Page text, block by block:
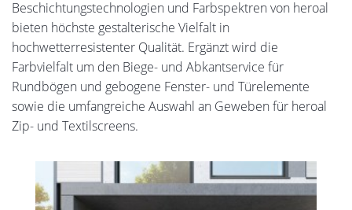
Beschichtungstechnologien und Farbspektren von heroal
bieten höchste gestalterische Vielfalt in
hochwetterresistenter Qualität. Ergänzt wird die
Farbvielfalt um den Biege- und Abkantservice für
Rundbögen und gebogene Fenster- und Türelemente
sowie die umfangreiche Auswahl an Geweben für heroal
Zip- und Textilscreens.